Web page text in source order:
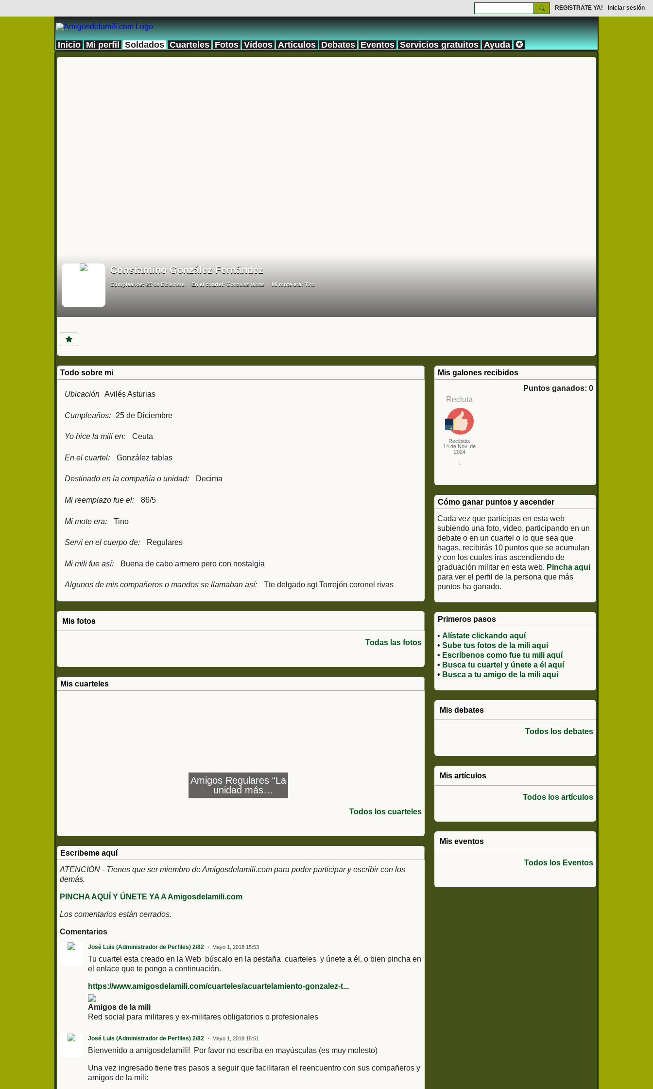
REGISTRATE YA! Iniciar sesión
Inicio Mi perfil Soldados Cuarteles Fotos Vídeos Articulos Debates Eventos Servicios gratuitos Ayuda ✪
Constantino González Fernández
Cumpleaños: 25 de Diciembre En el cuartel: González tablas Mi mote era: Tino
Todo sobre mi
Ubicación Avilés Asturias
Cumpleaños: 25 de Diciembre
Yo hice la mili en: Ceuta
En el cuartel: González tablas
Destinado en la compañía o unidad: Decima
Mi reemplazo fue el: 86/5
Mi mote era: Tino
Serví en el cuerpo de: Regulares
Mi mili fue así: Buena de cabo armero pero con nostalgia
Algunos de mis compañeros o mandos se llamaban así: Tte delgado sgt Torrejón coronel rivas
Mis fotos
Todas las fotos
Mis cuarteles
Amigos Regulares “La
unidad más
condecorada del
Todos los cuarteles
Escribeme aquí
ATENCIÓN - Tienes que ser miembro de Amigosdelamili.com para poder participar y escribir con los
demás.
PINCHA AQUÍ Y ÚNETE YA A Amigosdelamili.com
Los comentarios están cerrados.
Comentarios
José Luis (Administrador de Perfiles) 2/82 Mayo 1, 2018 15:53
Tu cuartel esta creado en la Web búscalo en la pestaña cuarteles y únete a él, o bien pincha en
el enlace que te pongo a continuación.
https://www.amigosdelamili.com/cuarteles/acuartelamiento-gonzalez-t...
Amigos de la mili
Red social para militares y ex-militares obligatorios o profesionales
José Luis (Administrador de Perfiles) 2/82 Mayo 1, 2018 15:51
Bienvenido a amigosdelamili! Por favor no escriba en mayúsculas (es muy molesto)
Una vez ingresado tiene tres pasos a seguir que facilitaran el reencuentro con sus compañeros y
amigos de la mili:
Mis galones recibidos
Puntos ganados: 0
Recluta
Recibido:
14 de Nov. de
2024
1
Cómo ganar puntos y ascender
Cada vez que participas en esta web
subiendo una foto, video, participando en un
debate o en un cuartel o lo que sea que
hagas, recibirás 10 puntos que se acumulan
y con los cuales iras ascendiendo de
graduación militar en esta web. Pincha aqui
para ver el perfil de la persona que más
puntos ha ganado.
Primeros pasos
• Alístate clickando aquí
• Sube tus fotos de la mili aquí
• Escríbenos como fue tu mili aquí
• Busca tu cuartel y únete a él aquí
• Busca a tu amigo de la mili aquí
Mis debates
Todos los debates
Mis artículos
Todos los artículos
Mis eventos
Todos los Eventos